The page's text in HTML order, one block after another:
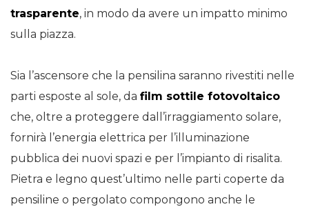
trasparente, in modo da avere un impatto minimo
sulla piazza.
Sia l’ascensore che la pensilina saranno rivestiti nelle
parti esposte al sole, da film sottile fotovoltaico
che, oltre a proteggere dall’irraggiamento solare,
fornirà l’energia elettrica per l’illuminazione
pubblica dei nuovi spazi e per l’impianto di risalita.
Pietra e legno quest’ultimo nelle parti coperte da
pensiline o pergolato compongono anche le